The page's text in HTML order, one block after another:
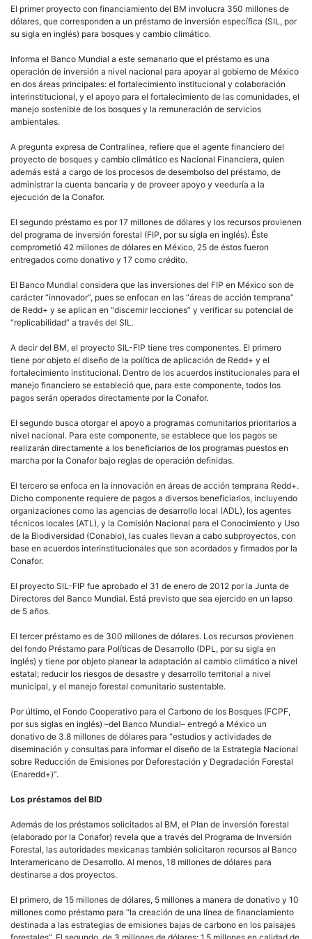
interinstitucional, y el apoyo para el fortalecimiento de las comunidades, el
manejo sostenible de los bosques y la remuneración de servicios
ambientales.
A pregunta expresa de Contralínea, refiere que el agente financiero del
proyecto de bosques y cambio climático es Nacional Financiera, quien
además está a cargo de los procesos de desembolso del préstamo, de
administrar la cuenta bancaria y de proveer apoyo y veeduría a la
ejecución de la Conafor.
del programa de inversión forestal (FIP, por su sigla en inglés). Éste
comprometió 42 millones de dólares en México, 25 de éstos fueron
entregados como donativo y 17 como crédito.
El Banco Mundial considera que las inversiones del FIP en México son de
de Redd+ y se aplican en “discernir lecciones” y verificar su potencial de
“replicabilidad” a través del SIL.
A decir del BM, el proyecto SIL-FIP tiene tres componentes. El primero
fortalecimiento institucional. Dentro de los acuerdos institucionales para el
manejo financiero se estableció que, para este componente, todos los
pagos serán operados directamente por la Conafor.
nivel nacional. Para este componente, se establece que los pagos se
realizarán directamente a los beneficiarios de los programas puestos en
marcha por la Conafor bajo reglas de operación definidas.
El tercero se enfoca en la innovación en áreas de acción temprana Redd+.
organizaciones como las agencias de desarrollo local (ADL), los agentes
técnicos locales (ATL), y la Comisión Nacional para el Conocimiento y Uso
de la Biodiversidad (Conabio), las cuales llevan a cabo subproyectos, con
base en acuerdos interinstitucionales que son acordados y firmados por la
El proyecto SIL-FIP fue aprobado el 31 de enero de 2012 por la Junta de
Directores del Banco Mundial. Está previsto que sea ejercido en un lapso
de 5 años.
El tercer préstamo es de 300 millones de dólares. Los recursos provienen
del fondo Préstamo para Políticas de Desarrollo (DPL, por su sigla en
estatal; reducir los riesgos de desastre y desarrollo territorial a nivel
municipal, y el manejo forestal comunitario sustentable.
por sus siglas en inglés) –del Banco Mundial– entregó a México un
donativo de 3.8 millones de dólares para “estudios y actividades de
diseminación y consultas para informar el diseño de la Estrategia Nacional
sobre Reducción de Emisiones por Deforestación y Degradación Forestal
(Enaredd+)”.
Los préstamos del BID
Además de los préstamos solicitados al BM, el Plan de inversión forestal
(elaborado por la Conafor) revela que a través del Programa de Inversión
Forestal, las autoridades mexicanas también solicitaron recursos al Banco
Interamericano de Desarrollo. Al menos, 18 millones de dólares para
millones como préstamo para “la creación de una línea de financiamiento
destinada a las estrategias de emisiones bajas de carbono en los paisajes
forestales”. El segundo, de 3 millones de dólares: 1.5 millones en calidad de
préstamo y 1.5 millones en calidad de donativo. Se enfoca en el
“fortalecimiento de la inclusión de ejidos y comunidades a través de
actividades de baja emisión de carbono en paisajes forestales”.
Los donativos